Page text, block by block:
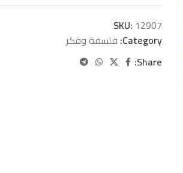
SKU: 12907
Category: فلسفة وفكر
Share: